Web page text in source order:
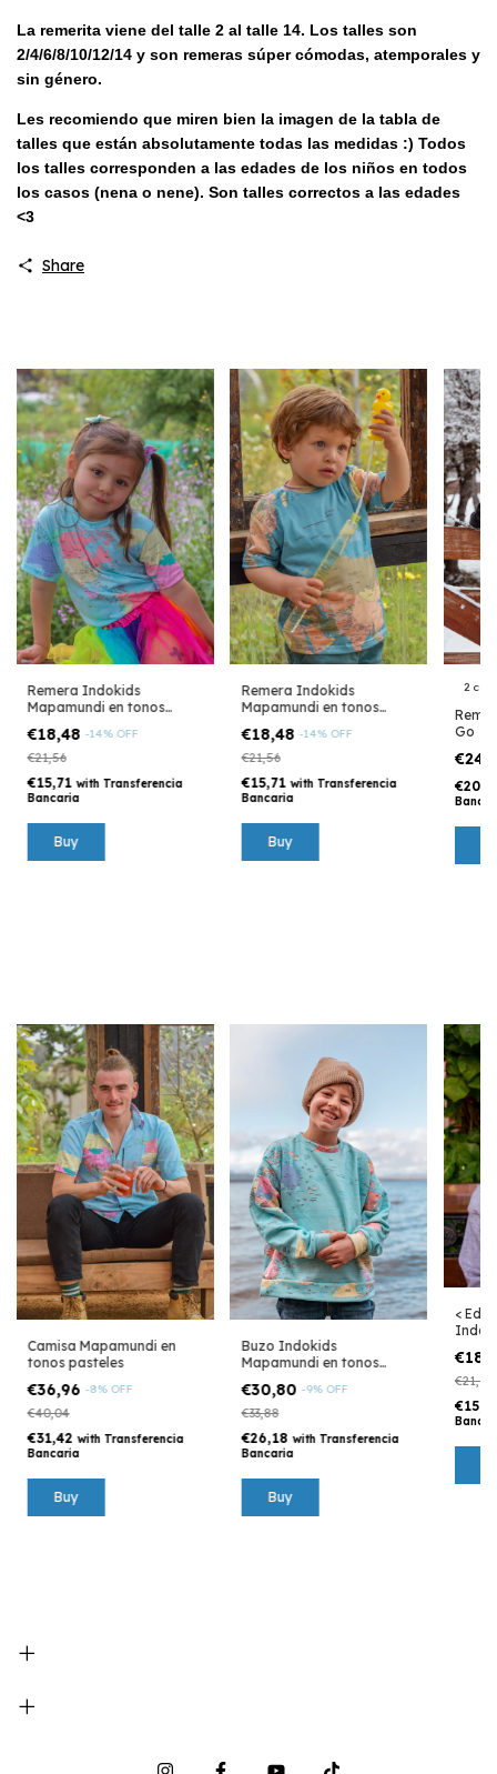
La remerita viene del talle 2 al talle 14. Los talles son
2/4/6/8/10/12/14 y son remeras súper cómodas, atemporales y
sin género.
Les recomiendo que miren bien la imagen de la tabla de
talles que están absolutamente todas las medidas :) Todos
los talles corresponden a las edades de los niños en todos
los casos (nena o nene). Son talles correctos a las edades
<3
Share
Remera Indokids
Mapamundi en tonos
€18,48 -14% OFF
€21,56
€15,71with Transferencia
Bancaria
Buy
Remera Indokids
Mapamundi en tonos
€18,48 -14% OFF
€21,56
€15,71with Transferencia
Bancaria
Buy
2
Go
Camisa Mapamundi en
tonos pasteles
€36,96 -8% OFF
€40,04
€31,42with Transferencia
Bancaria
Buy
Buzo Indokids
Mapamundi en tonos
€30,80 -9% OFF
€33,88
€26,18with Transferencia
Bancaria
Buy
<
€21,56